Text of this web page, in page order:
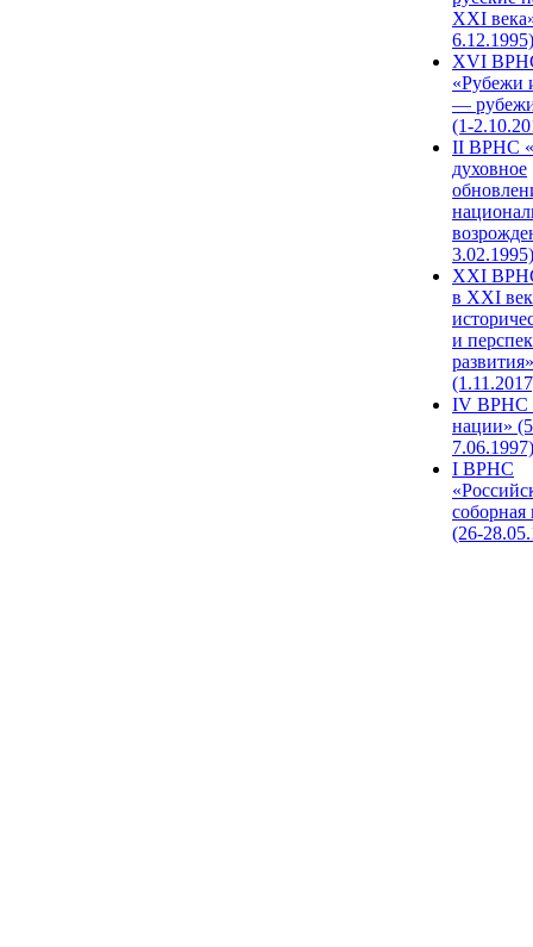
XXI
6.12.1995)
XVI
«Рубежи
—
(1-
II ВРНС
духовное
3.02.1995)
XХI
в XXI
и
развития»
IV ВРНС
нации»
7.06.1997)
I ВРНС
(26-